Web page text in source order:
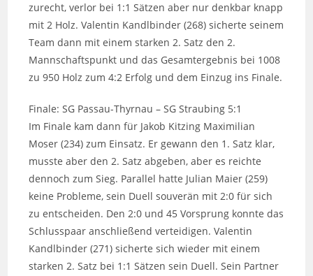
zurecht, verlor bei 1:1 Sätzen aber nur denkbar knapp
mit 2 Holz. Valentin Kandlbinder (268) sicherte seinem
Team dann mit einem starken 2. Satz den 2.
Mannschaftspunkt und das Gesamtergebnis bei 1008
zu 950 Holz zum 4:2 Erfolg und dem Einzug ins Finale.
Finale: SG Passau-Thyrnau – SG Straubing 5:1
Im Finale kam dann für Jakob Kitzing Maximilian
Moser (234) zum Einsatz. Er gewann den 1. Satz klar,
musste aber den 2. Satz abgeben, aber es reichte
dennoch zum Sieg. Parallel hatte Julian Maier (259)
keine Probleme, sein Duell souverän mit 2:0 für sich
zu entscheiden. Den 2:0 und 45 Vorsprung konnte das
Schlusspaar anschließend verteidigen. Valentin
Kandlbinder (271) sicherte sich wieder mit einem
starken 2. Satz bei 1:1 Sätzen sein Duell. Sein Partner